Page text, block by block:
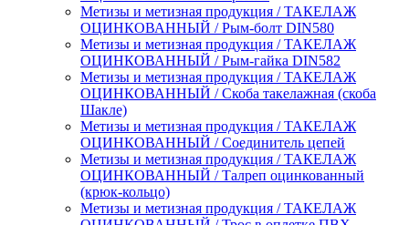
Метизы и метизная продукция / ТАКЕЛАЖ
ОЦИНКОВАННЫЙ / Рым-болт DIN580
Метизы и метизная продукция / ТАКЕЛАЖ
ОЦИНКОВАННЫЙ / Рым-гайка DIN582
Метизы и метизная продукция / ТАКЕЛАЖ
ОЦИНКОВАННЫЙ / Скоба такелажная (скоба
Шакле)
Метизы и метизная продукция / ТАКЕЛАЖ
ОЦИНКОВАННЫЙ / Соединитель цепей
Метизы и метизная продукция / ТАКЕЛАЖ
ОЦИНКОВАННЫЙ / Талреп оцинкованный
(крюк-кольцо)
Метизы и метизная продукция / ТАКЕЛАЖ